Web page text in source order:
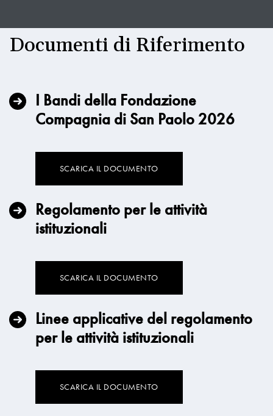
Documenti di Riferimento
I Bandi della Fondazione
Compagnia di San Paolo 2026
SCARICA IL DOCUMENTO
Regolamento per le attività
istituzionali
SCARICA IL DOCUMENTO
Linee applicative del regolamento
per le attività istituzionali
SCARICA IL DOCUMENTO